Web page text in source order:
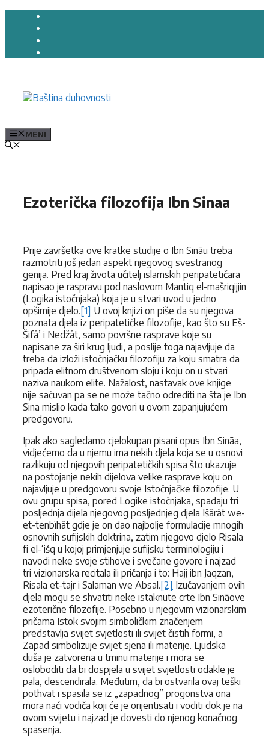
Preskoči
MENI
Ezoterička filozofija Ibn Sinaa
Prije završetka ove kratke studije o Ibn Sināu treba
razmotriti još jedan aspekt njegovog svestranog
genija. Pred kraj života učitelj islamskih peripatetičara
napisao je raspravu pod naslovom Mantiq el-mašriqijjin
(Logika istočnjaka) koja je u stvari uvod u jedno
opširnije djelo.[1] U ovoj knjizi on piše da su njegova
poznata djela iz peripatetičke filozofije, kao što su Eš-
Šifâ’ i Nedžât, samo površne rasprave koje su
napisane za širi krug ljudi, a poslije toga najavljuje da
treba da izloži istočnjačku filozofiju za koju smatra da
pripada elitnom društvenom sloju i koju on u stvari
naziva naukom elite. Nažalost, nastavak ove knjige
nije sačuvan pa se ne može tačno odrediti na šta je Ibn
Sina mislio kada tako govori u ovom zapanjujućem
predgovoru.
Ipak ako sagledamo cjelokupan pisani opus Ibn Sināa,
vidjećemo da u njemu ima nekih djela koja se u osnovi
razlikuju od njegovih peripatetičkih spisa što ukazuje
na postojanje nekih dijelova velike rasprave koju on
najavljuje u predgovoru svoje Istočnjačke filozofije. U
ovu grupu spisa, pored Logike istočnjaka, spadaju tri
posljednja dijela njegovog posljednjeg djela Išârât we-
et-tenbîhât gdje je on dao najbolje formulacije mnogih
osnovnih sufijskih doktrina, zatim njegovo djelo Risala
fi el-‘išq u kojoj primjenjuje sufijsku terminologiju i
navodi neke svoje stihove i svečane govore i najzad
tri vizionarska recitala ili pričanja i to: Hajj ibn Jaqzan,
Risala et-tajr i Salaman we Absal.[2] Izučavanjem ovih
djela mogu se shvatiti neke istaknute crte Ibn Sināove
ezoterične filozofije. Posebno u njegovim vizionarskim
pričama Istok svojim simboličkim značenjem
predstavlja svijet svjetlosti ili svijet čistih formi, a
Zapad simbolizuje svijet sjena ili materije. Ljudska
duša je zatvorena u tminu materije i mora se
osloboditi da bi dospjela u svijet svjetlosti odakle je
pala, descendirala. Međutim, da bi ostvarila ovaj teški
pothvat i spasila se iz „zapadnog” progonstva ona
mora naći vodiča koji će je orijentisati i voditi dok je na
ovom svijetu i najzad je dovesti do njenog konačnog
spasenja.